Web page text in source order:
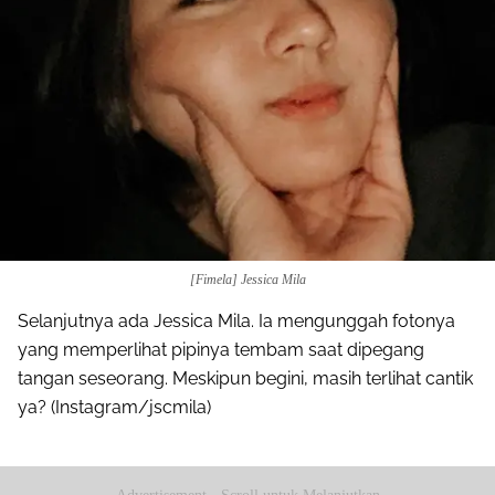
[Fimela] Jessica Mila
Selanjutnya ada Jessica Mila. Ia mengunggah fotonya
yang memperlihat pipinya tembam saat dipegang
tangan seseorang. Meskipun begini, masih terlihat cantik
ya? (Instagram/jscmila)